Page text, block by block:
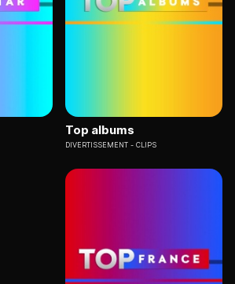
Top albums
DIVERTISSEMENT CLIPS